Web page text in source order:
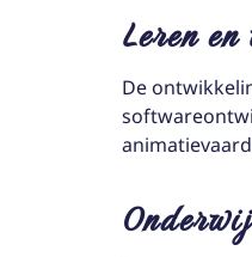
Leren
De